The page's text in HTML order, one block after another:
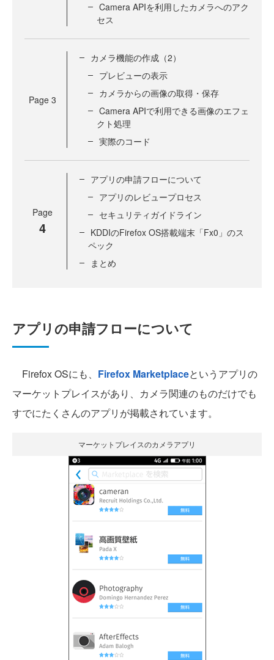
Camera APIを利用したカメラへのアク
セス
Page 3
カメラ機能の作成（2）
プレビューの表示
カメラからの画像の取得・保存
Camera APIで利用できる画像のエフェ
クト処理
実際のコード
Page
4
アプリの申請フローについて
アプリのレビュープロセス
セキュリティガイドライン
KDDIのFirefox OS搭載端末「Fx0」のス
ペック
まとめ
アプリの申請フローについて
Firefox OSにも、 Firefox Marketplaceというアプリの
マーケットプレイスがあり、カメラ関連のものだけでも
すでにたくさんのアプリが掲載されています。
マーケットプレイスのカメラアプリ